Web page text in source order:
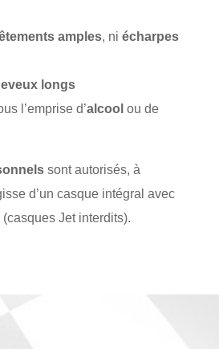
amples, ni écharpes
longs
l’emprise d’alcool ou de
sont autorisés, à
d’un casque intégral avec
Jet interdits).